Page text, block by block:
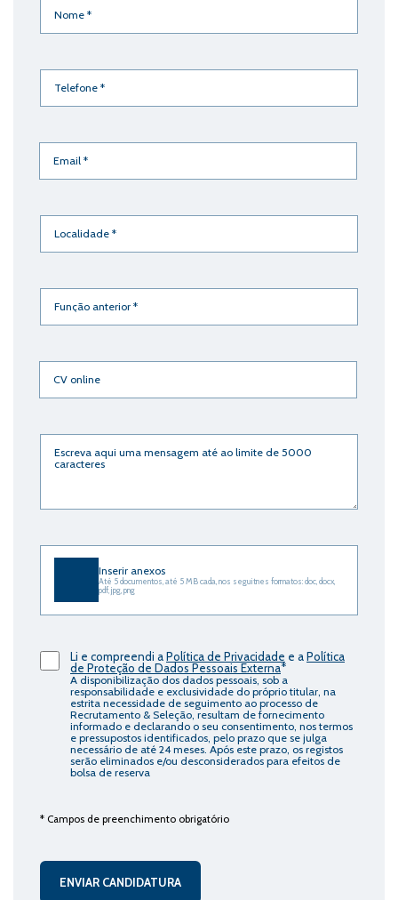
(Obrigatório)
Telefone
(Obrigatório)
Email
(Obrigatório)
Localidade
(Obrigatório)
Função
anterior
(Obrigatório)
CV
online
Descrição
detalhada
Inserir
anexos
Inserir anexos
Até 5 documentos, até 5 MB cada, nos seguitnes formatos: doc, docx,
pdf, jpg, png
Li e compreendi aPolítica de Privacidade e aPolítica
de Proteção de Dados Pessoais Externa*
A disponibilização dos dados pessoais, sob a
responsabilidade e exclusividade do próprio titular, na
estrita necessidade de seguimento ao processo de
Recrutamento & Seleção, resultam de fornecimento
informado e declarando o seu consentimento, nos termos
e pressupostos identificados, pelo prazo que se julga
necessário de até 24 meses. Após este prazo, os registos
serão eliminados e/ou desconsiderados para efeitos de
bolsa de reserva
* Campos de preenchimento obrigatório
ENVIAR CANDIDATURA